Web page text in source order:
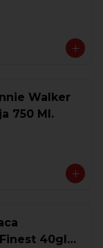
Walker
750 Ml.
40gl